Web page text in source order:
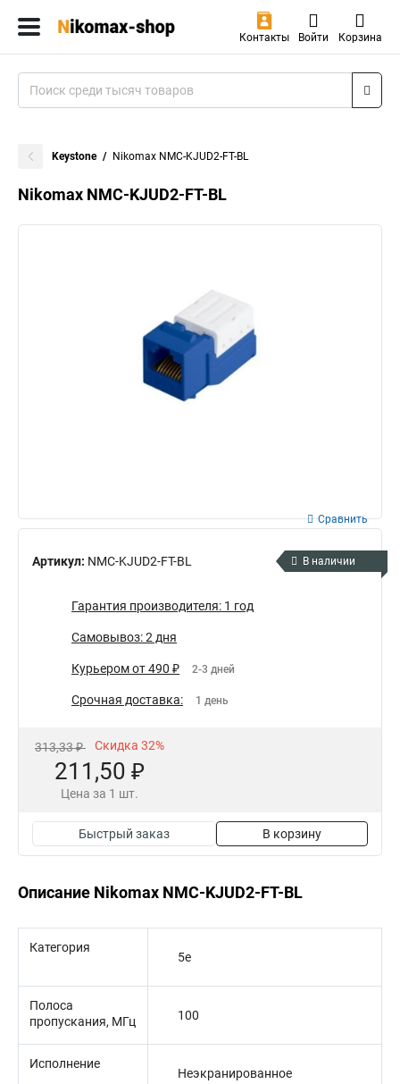
Контакты Войти Корзина
Keystone Nikomax NMC-KJUD2-FT-BL
Nikomax NMC-KJUD2-FT-BL
Артикул: NMC-KJUD2-FT-BL
Сравнить
В наличии
Гарантия производителя: 1 год
Самовывоз: 2 дня
Курьером от 490 ₽ 2-3 дней
Срочная доставка: 1 день
313,33 ₽ Скидка 32%
211,50 ₽
Цена за 1 шт.
Быстрый заказ В корзину
Описание Nikomax NMC-KJUD2-FT-BL
Категория
5е
Полоса
пропускания, МГц
100
Исполнение
Неэкранированное